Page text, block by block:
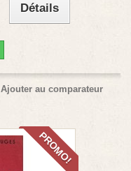
Détails
Ajouter au comparateur
PROMO!